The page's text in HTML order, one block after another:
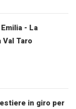
- La
Taro
in giro per